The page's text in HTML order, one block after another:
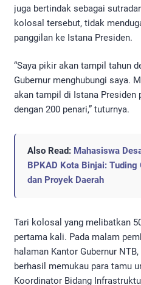
juga bertindak sebagai
kolosal tersebut, tidak
panggilan ke Istana Presiden.
“Saya pikir akan tampil tahun
Gubernur menghubungi saya.
akan tampil di Istana Presiden
dengan 200 penari,” tuturnya.
Also Read: Mahasiswa
BPKAD Kota Binjai: Tuding
dan Proyek Daerah
Tari kolosal yang melibatkan
pertama kali. Pada malam
halaman Kantor Gubernur
berhasil memukau para tamu
Koordinator Bidang